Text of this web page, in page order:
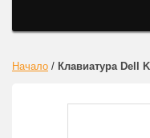
Начало / Клавиатура Dell